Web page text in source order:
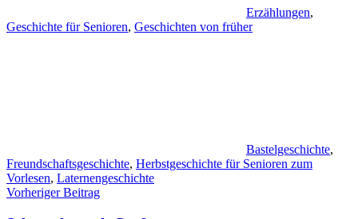
Erzählungen,
Geschichte für Senioren, Geschichten von früher
Bastelgeschichte,
Freundschaftsgeschichte, Herbstgeschichte für Senioren zum
Vorlesen, Laternengeschichte
Beitragsnavigation
Vorheriger Beitrag